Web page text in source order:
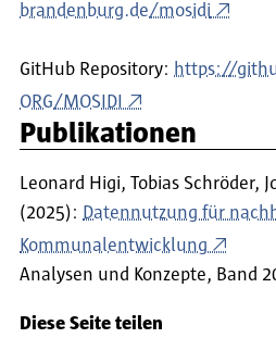
brandenburg.de/mosidi
GitHub Repository: https://
ORG/MOSIDI
Publikationen
Leonard Higi, Tobias Schröder,
(2025): Datennutzung für
Kommunalentwicklung
Analysen und Konzepte, Band
Diese Seite teilen